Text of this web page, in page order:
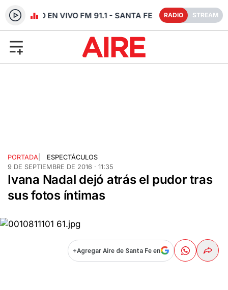
RADIO EN VIVO FM 91.1 - SANTA FE RADIO STREAM
PORTADA
ESPECTÁCULOS
9 DE SEPTIEMBRE DE 2016 · 11:35
Ivana Nadal dejó atrás el pudor tras
sus fotos íntimas
+Agregar Aire de Santa Fe en